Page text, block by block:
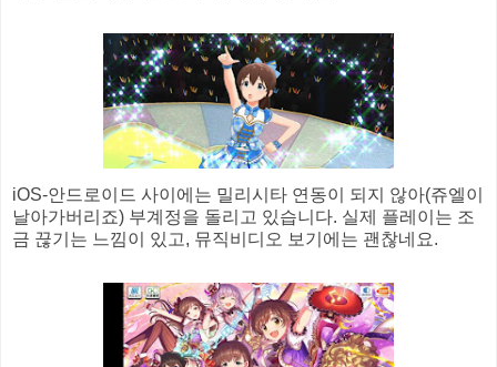
iOS-안드로이드 사이에는 밀리시타 연동이 되지 않아(쥬엘이
날아가버리죠) 부계정을 돌리고 있습니다. 실제 플레이는 조
금 끊기는 느낌이 있고, 뮤직비디오 보기에는 괜찮네요.